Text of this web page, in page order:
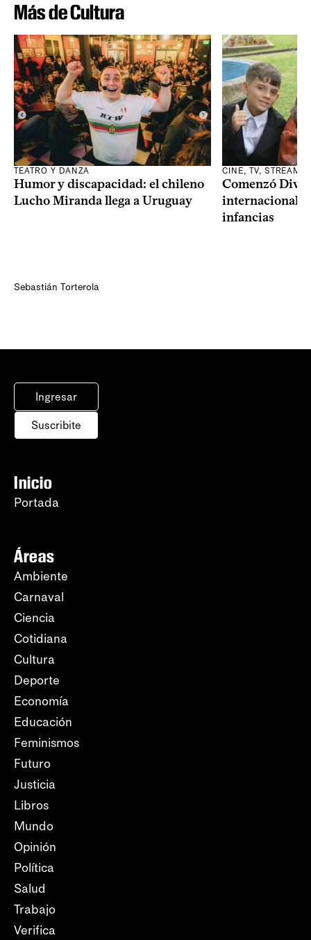
Más de Cultura
TEATRO Y DANZA
Humor y discapacidad: el chileno
Lucho Miranda llega a Uruguay
Sebastián Torterola
CINE, TV,
Comenzó
internacional
infancias
Ingresar
Suscribite
Inicio
Portada
Áreas
Ambiente
Carnaval
Ciencia
Cotidiana
Cultura
Deporte
Economía
Educación
Feminismos
Futuro
Justicia
Libros
Mundo
Opinión
Política
Salud
Trabajo
Verifica